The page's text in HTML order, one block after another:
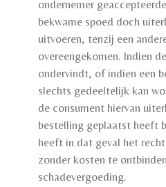
ondernemer
bekwame spoed doch
uitvoeren, tenzij een
overeengekomen. Indien
ondervindt, of indien een
slechts gedeeltelijk kan
de consument hiervan
bestelling geplaatst heeft
heeft in dat geval het
zonder kosten te
schadevergoeding.